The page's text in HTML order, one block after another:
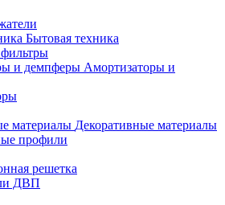
Бытовая техника
Амортизаторы и
Декоративные материалы
профили
решетка
ДВП